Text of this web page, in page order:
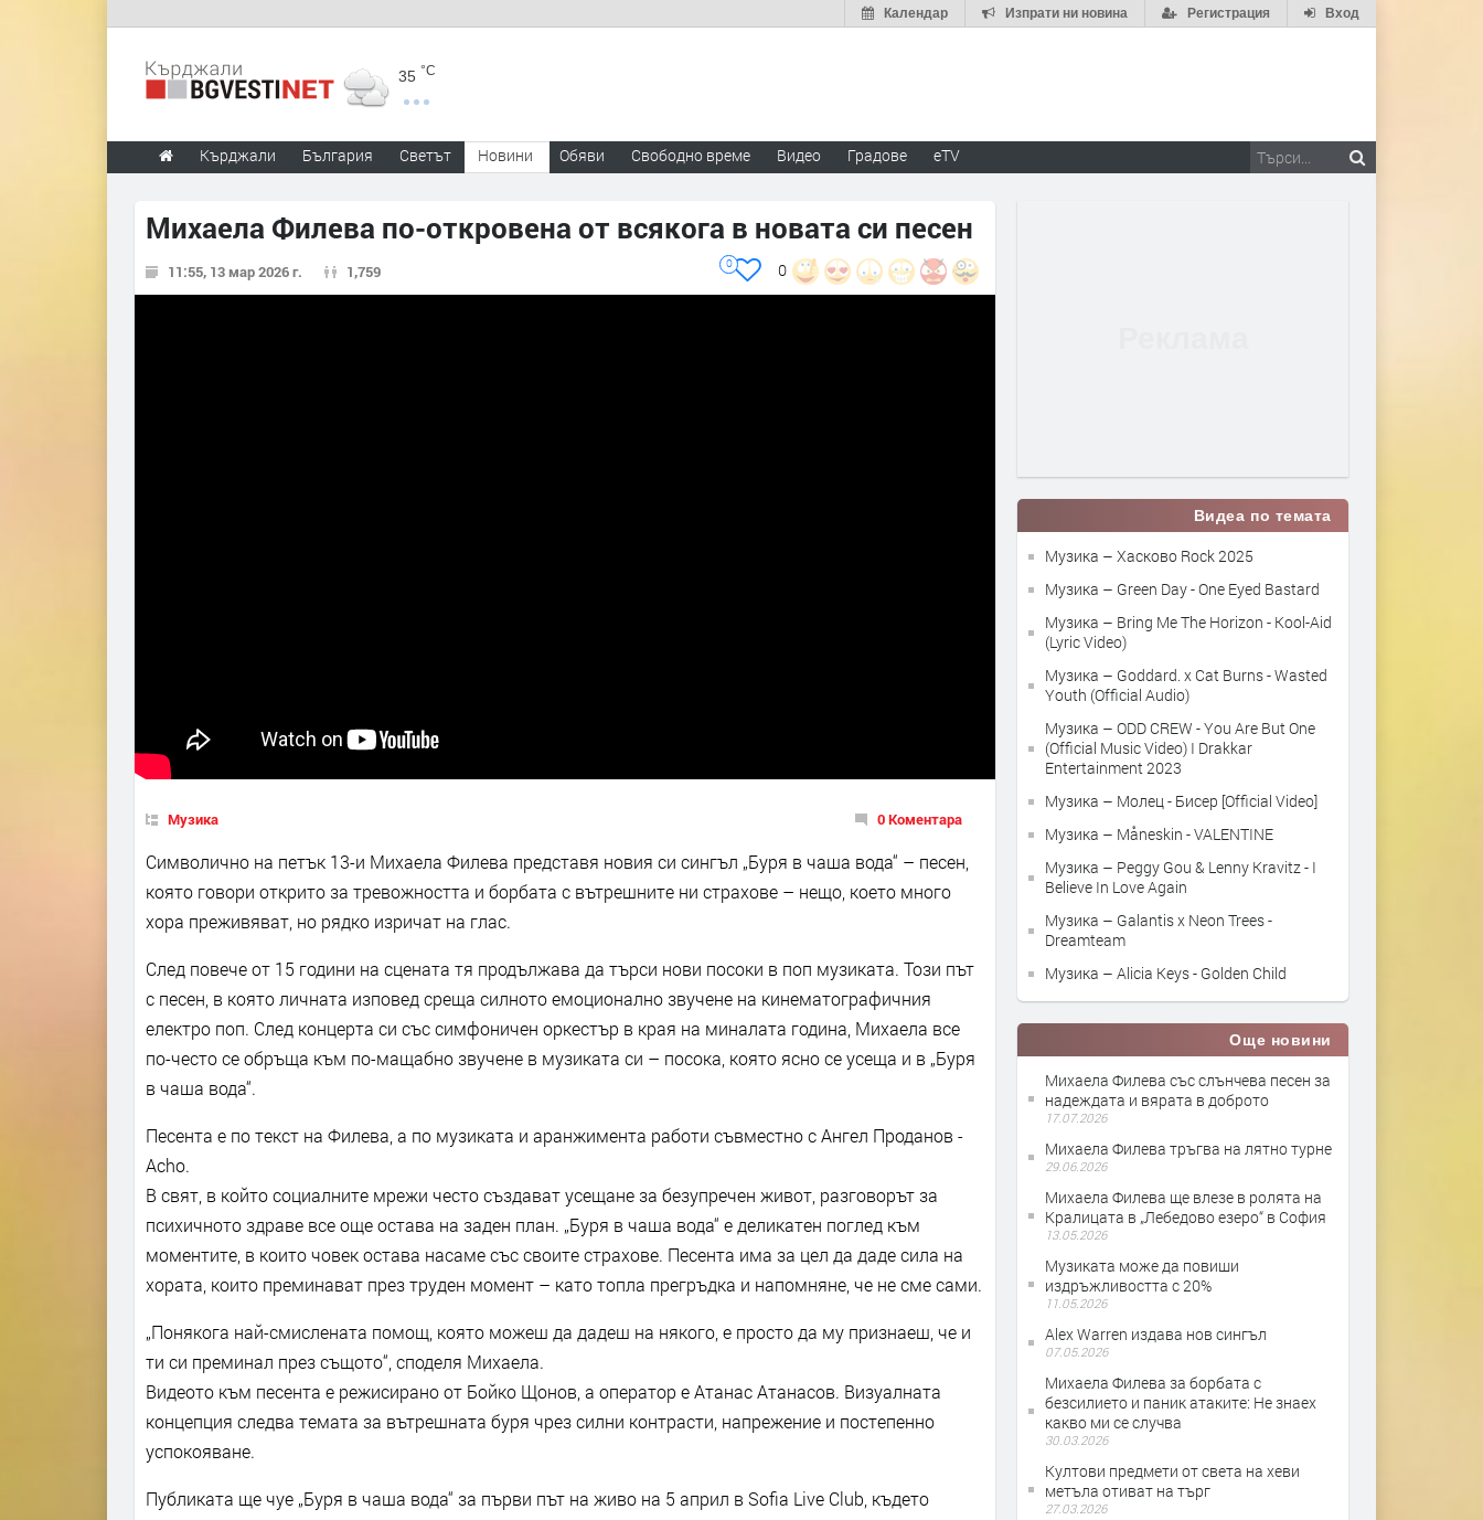
Вход
Регистрация
Изпрати ни новина
Календар
35 °C
Кърджали България Светът Новини Обяви Свободно време Видео Градове eTV
Михаела Филева по-откровена от всякога в новата си песен
11:55, 13 мар 2026 г. 1,759 0
0
Музика 0 Коментара
Символично на петък 13-и Михаела Филева представя новия си сингъл „Буря в чаша вода“ – песен,
която говори открито за тревожността и борбата с вътрешните ни страхове – нещо, което много
хора преживяват, но рядко изричат на глас.
След повече от 15 години на сцената тя продължава да търси нови посоки в поп музиката. Този път
с песен, в която личната изповед среща силното емоционално звучене на кинематографичния
електро поп. След концерта си със симфоничен оркестър в края на миналата година, Михаела все
по-често се обръща към по-мащабно звучене в музиката си – посока, която ясно се усеща и в „Буря
в чаша вода“.
Песента е по текст на Филева, а по музиката и аранжимента работи съвместно с Ангел Проданов -
Acho.
В свят, в който социалните мрежи често създават усещане за безупречен живот, разговорът за
психичното здраве все още остава на заден план. „Буря в чаша вода“ е деликатен поглед към
моментите, в които човек остава насаме със своите страхове. Песента има за цел да даде сила на
хората, които преминават през труден момент – като топла прегръдка и напомняне, че не сме сами.
„Понякога най-смислената помощ, която можеш да дадеш на някого, е просто да му признаеш, че и
ти си преминал през същото“, споделя Михаела.
Видеото към песента е режисирано от Бойко Щонов, а оператор е Атанас Атанасов. Визуалната
концепция следва темата за вътрешната буря чрез силни контрасти, напрежение и постепенно
успокояване.
Публиката ще чуе „Буря в чаша вода“ за първи път на живо на 5 април в Sofia Live Club, където
Видеа по темата
Музика – Хасково Rock 2025
Музика – Green Day - One Eyed Bastard
Музика – Bring Me The Horizon - Kool-Aid
(Lyric Video)
Музика – Goddard. x Cat Burns - Wasted
Youth (Official Audio)
Музика – ODD CREW - You Are But One
(Official Music Video) I Drakkar
Entertainment 2023
Музика – Молец - Бисер [Official Video]
Музика – Måneskin - VALENTINE
Музика – Peggy Gou & Lenny Kravitz - I
Believe In Love Again
Музика – Galantis x Neon Trees -
Dreamteam
Музика – Alicia Keys - Golden Child
Още новини
Михаела Филева със слънчева песен за
надеждата и вярата в доброто
17.07.2026
Михаела Филева тръгва на лятно турне
29.06.2026
Михаела Филева ще влезе в ролята на
Кралицата в „Лебедово езеро“ в София
13.05.2026
Музиката може да повиши
издръжливостта с 20%
11.05.2026
Alex Warren издава нов сингъл
07.05.2026
Михаела Филева за борбата с
безсилието и паник атаките: Не знаех
какво ми се случва
30.03.2026
Култови предмети от света на хеви
метъла отиват на търг
27.03.2026